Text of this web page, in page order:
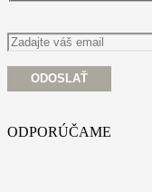
ODPORÚČAME